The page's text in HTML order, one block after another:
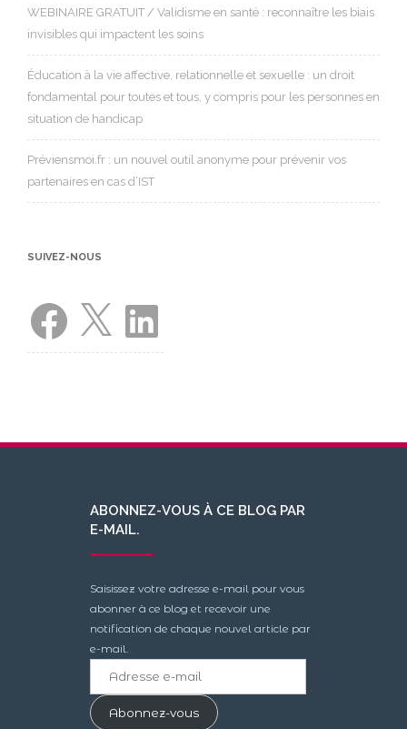
WEBINAIRE GRATUIT / Validisme en santé : reconnaître les biais
invisibles qui impactent les soins
Éducation à la vie affective, relationnelle et sexuelle : un droit
fondamental pour toutes et tous, y compris pour les personnes en
situation de handicap
Préviensmoi.fr : un nouvel outil anonyme pour prévenir vos
partenaires en cas d’IST
SUIVEZ-NOUS
Facebook LinkedIn
ABONNEZ-VOUS À CE BLOG PAR
E-MAIL.
Saisissez votre adresse e-mail pour vous
abonner à ce blog et recevoir une
notification de chaque nouvel article par
e-mail.
mailAbonnez-vous